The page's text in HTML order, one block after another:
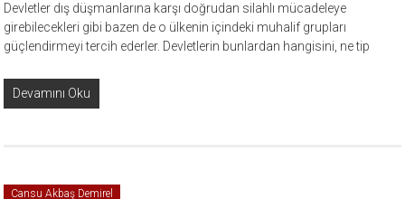
Devletler dış düşmanlarına karşı doğrudan silahlı mücadeleye
girebilecekleri gibi bazen de o ülkenin içindeki muhalif grupları
güçlendirmeyi tercih ederler. Devletlerin bunlardan hangisini, ne tip
Devamını Oku
Cansu Akbaş Demirel